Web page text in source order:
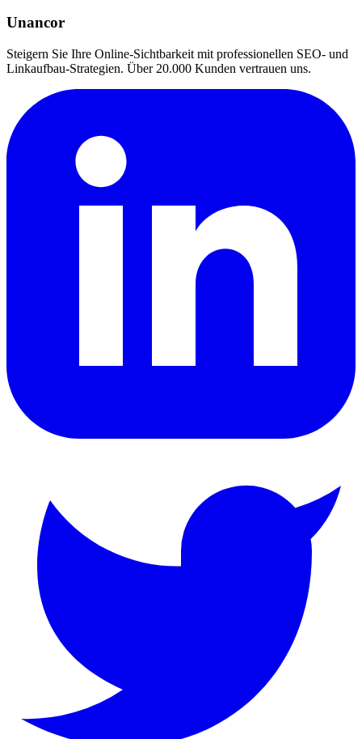
Unancor
Steigern Sie Ihre Online-Sichtbarkeit mit professionellen SEO- und
Linkaufbau-Strategien. Über 20.000 Kunden vertrauen uns.